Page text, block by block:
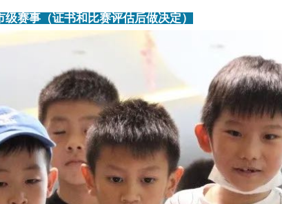
赛事（证书和比赛评估后做决定）